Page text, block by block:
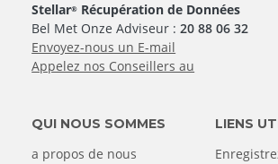
Stellar® Récupération de Données
Bel Met Onze Adviseur :20 88 06 32
Envoyez-nous un E-mail
Appelez nos Conseillers au
QUI NOUS SOMMES
a propos de nous
LIENS